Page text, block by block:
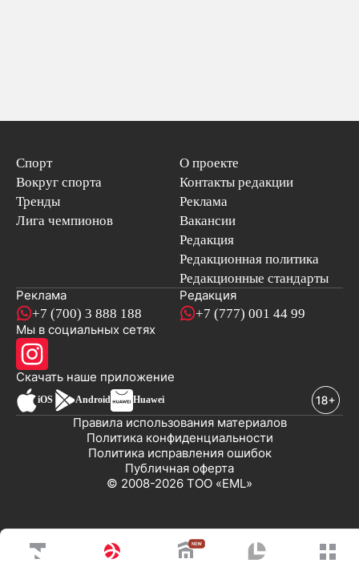
Спорт
Вокруг спорта
Тренды
Лига чемпионов
О проекте
Контакты редакции
Реклама
Вакансии
Редакция
Редакционная политика
Редакционные стандарты
Реклама
+7 (700) 3 888 188
Редакция
+7 (777) 001 44 99
Мы в социальных сетях
Скачать наше приложениеновостей
iOS Android Huawei
Публичная оферта
Политика исправления ошибок
Политика конфиденциальности
Правила использования материалов
© 2008-2026 ТОО «EML»